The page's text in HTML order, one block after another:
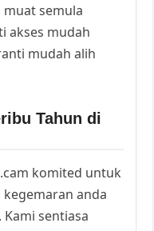
semula
akses mudah
mudah alih
Tahun di
komited untuk
anda
sentiasa